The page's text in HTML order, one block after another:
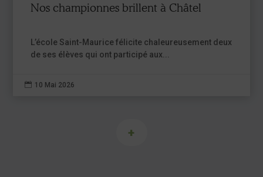
Nos championnes brillent à Châtel
L’école Saint-Maurice félicite chaleureusement deux
de ses élèves qui ont participé aux...
 10 Mai 2026
+